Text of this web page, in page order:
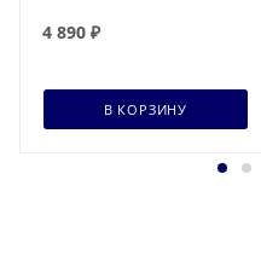
4 890 ₽
В КОРЗИНУ